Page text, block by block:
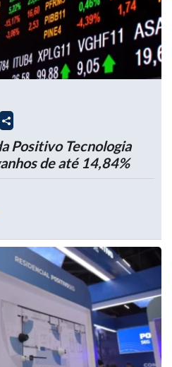
Positivo Tecnologia
de até 14,84%